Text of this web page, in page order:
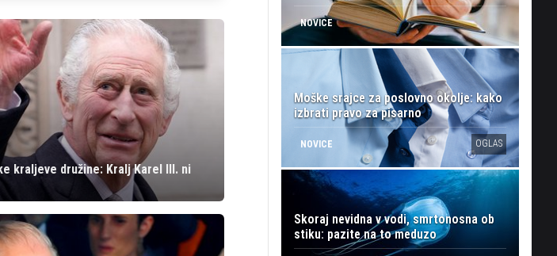
kraljeve družine: Kralj Karel III. ni
NOVICE
Moške srajce za poslovno okolje: kako
izbrati pravo za pisarno
NOVICE OGLAS
Skoraj nevidna v vodi, smrtonosna ob
stiku: pazite na to meduzo